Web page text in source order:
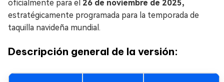
oficialmente para el 26 de noviembre de 2025,
estratégicamente programada para la temporada de
taquilla navideña mundial.
Descripción general de la versión: